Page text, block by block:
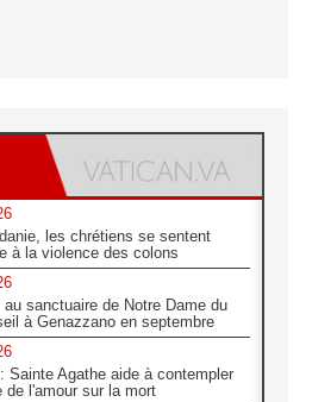
les chrétiens se sentent
à la violence des colons
au sanctuaire de Notre Dame du
à Genazzano en septembre
Sainte Agathe aide à contempler
de l'amour sur la mort